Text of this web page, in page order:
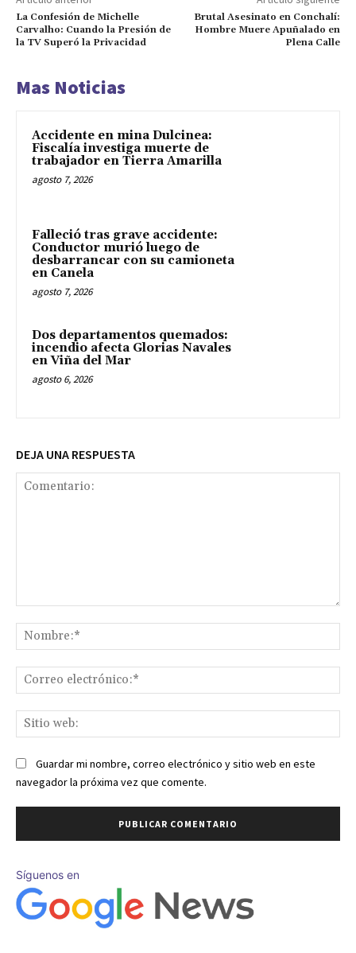
La Confesión de Michelle
Carvalho: Cuando la Presión de
la TV Superó la Privacidad
Brutal Asesinato en Conchalí:
Hombre Muere Apuñalado en
Plena Calle
Mas Noticias
Accidente en mina Dulcinea:
Fiscalía investiga muerte de
trabajador en Tierra Amarilla
agosto 7, 2026
Falleció tras grave accidente:
Conductor murió luego de
desbarrancar con su camioneta
en Canela
agosto 7, 2026
Dos departamentos quemados:
incendio afecta Glorias Navales
en Viña del Mar
agosto 6, 2026
DEJA UNA RESPUESTA
Guardar mi nombre, correo electrónico y sitio web en este
navegador la próxima vez que comente.
Síguenos en